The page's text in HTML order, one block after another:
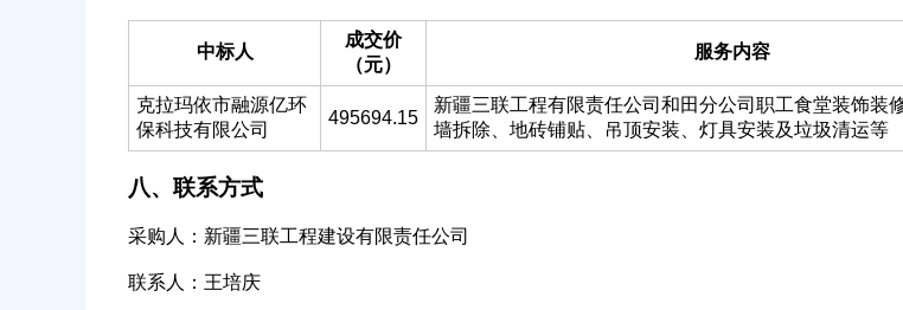
中标人
成交价
（元）
服务内容
克拉玛依市融源亿环
保科技有限公司
495694.15
新疆三联工程有限责任公司和田分公司职工食堂装饰装
墙拆除、地砖铺贴、吊顶安装、灯具安装及垃圾清运等
八、联系方式
采购人：新疆三联工程建设有限责任公司
联系人：王培庆
经办人
填写联系电